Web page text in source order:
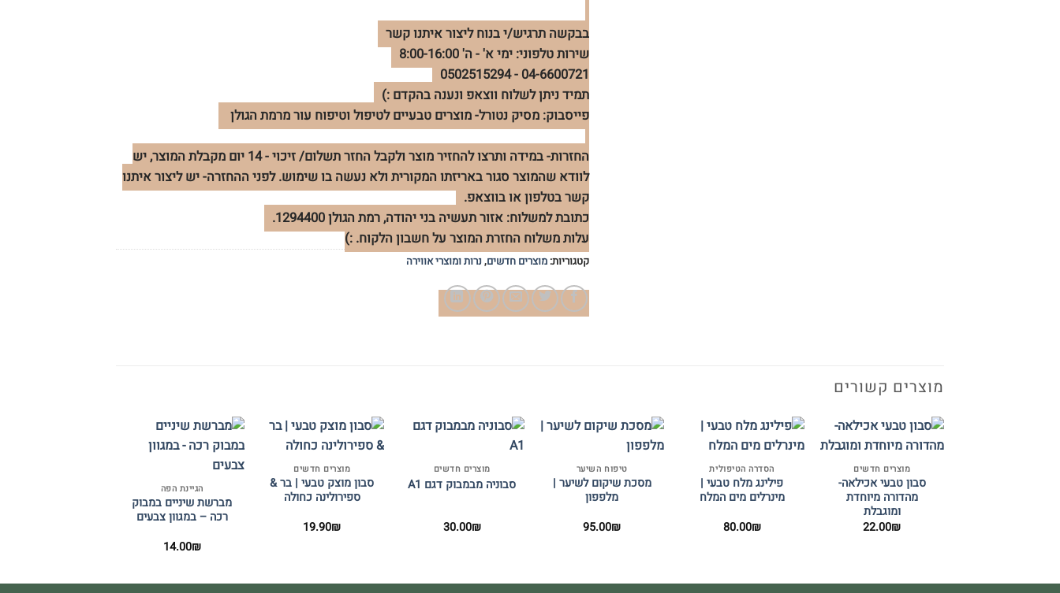
בבקשה תרגיש/י בנוח ליצור איתנו קשר
שירות טלפוני: ימי א' - ה' 8:00-16:00
04-6600721 - 0502515294
תמיד ניתן לשלוח ווצאפ ונענה בהקדם :)
פייסבוק: מסיק נטורל- מוצרים טבעיים לטיפול וטיפוח עור מרמת הגולן
החזרות- במידה ותרצו להחזיר מוצר ולקבל החזר תשלום/ זיכוי - 14 יום מקבלת המוצר, יש
לוודא שהמוצר סגור באריזתו המקורית ולא נעשה בו שימוש. לפני ההחזרה- יש ליצור איתנו
קשר בטלפון או בווצאפ.
כתובת למשלוח: אזור תעשיה בני יהודה, רמת הגולן 1294400.
עלות משלוח החזרת המוצר על חשבון הלקוח. :)
קטגוריות: מוצרים חדשים,נרות ומוצרי אווירה
מוצרים קשורים
+
מוצרים חדשים
סבון טבעי אכילאה-
מהדורה מיוחדת
ומוגבלת
22.00₪
הסדרה הטיפולית
פילינג מלח טבעי |
מינרלים מים המלח
80.00₪
טיפוח השיער
מסכת שיקום לשיער |
מלפפון
95.00₪
מוצרים חדשים
סבוניה מבמבוק דגם A1
30.00₪
מוצרים חדשים
סבון מוצק טבעי | בר &
ספירולינה כחולה
19.90₪
הגיינת הפה
מברשת שיניים במבוק
רכה – במגוון צבעים
14.00₪